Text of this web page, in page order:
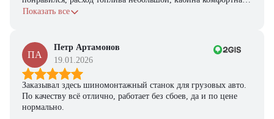
с задачами справляется.
Показать все
ПА
Петр Артамонов
19.01.2026
Заказывал здесь шиномонтажный станок для грузовых авто.
По качеству всё отлично, работает без сбоев, да и по цене
нормально.